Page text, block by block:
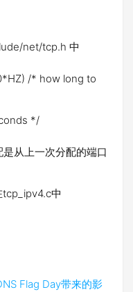
net/tcp.h 中
/* how long to
*/
从上一次分配的端口
中
Flag Day带来的影